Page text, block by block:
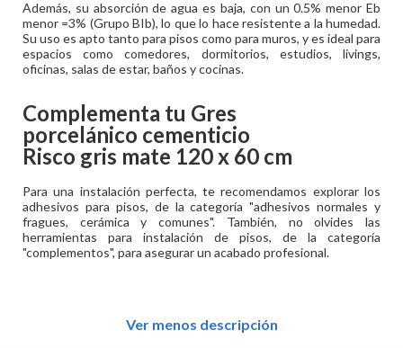
Además, su absorción de agua es baja, con un 0.5% menor Eb
menor =3% (Grupo BIb), lo que lo hace resistente a la humedad.
Su uso es apto tanto para pisos como para muros, y es ideal para
espacios como comedores, dormitorios, estudios, livings,
oficinas, salas de estar, baños y cocinas.
Complementa tu Gres
porcelánico cementicio
Risco gris mate 120 x 60 cm
Para una instalación perfecta, te recomendamos explorar los
adhesivos para pisos, de la categoría "adhesivos normales y
fragues, cerámica y comunes". También, no olvides las
herramientas para instalación de pisos, de la categoría
"complementos", para asegurar un acabado profesional.
Ver menos descripción